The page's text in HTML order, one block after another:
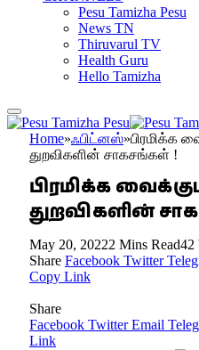
Pesu Tamizha Pesu
News TN
Thiruvarul TV
Health Guru
Hello Tamizha
Home»ஃபிட்னஸ்»பிரமிக்க
துறவிகளின் சாகசங்கள் !
பிரமிக்க
துறவிகளின்
May 20, 20222 Mins Read42
Share Facebook Twitter
Copy Link
Share
Facebook Twitter Email
Link